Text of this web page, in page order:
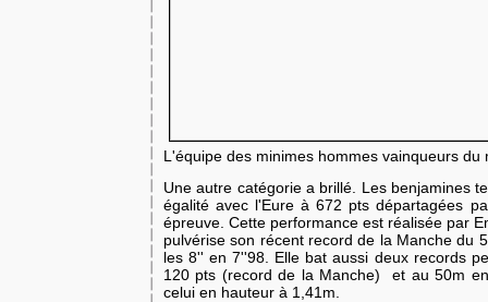
L'équipe des minimes hommes vainqueurs
Une autre catégorie a brillé. Les benjamines
égalité avec l'Eure à 672 pts départagées
épreuve. Cette performance est réalisée par
pulvérise son récent record de la Manche du
les 8'' en 7''98. Elle bat aussi deux records
120 pts (record de la Manche) et au 50m
celui en hauteur à 1,41m.